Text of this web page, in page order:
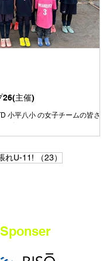
持つチームの良いところはどん
していきましょう👍 この一年
にできることがたくさん増えた
見ると上手い選手、強い選手は
きていないことは、たくさん練
26(主催)
小平八小 の女子チームの皆さ
の記事
れU-11! （23）
Sponser